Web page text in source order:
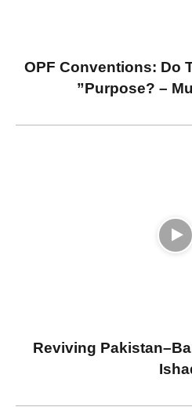
“OPF Conventions: Do
Purpose? –
Reviving